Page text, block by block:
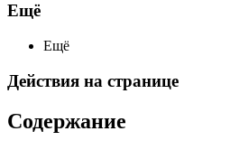
Ещё
Ещё
Действия на странице
Содержание